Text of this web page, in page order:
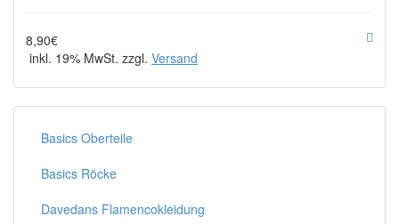
8,90€
inkl. 19% MwSt. zzgl. Versand
Basics Oberteile
Basics Röcke
Davedans Flamencokleidung